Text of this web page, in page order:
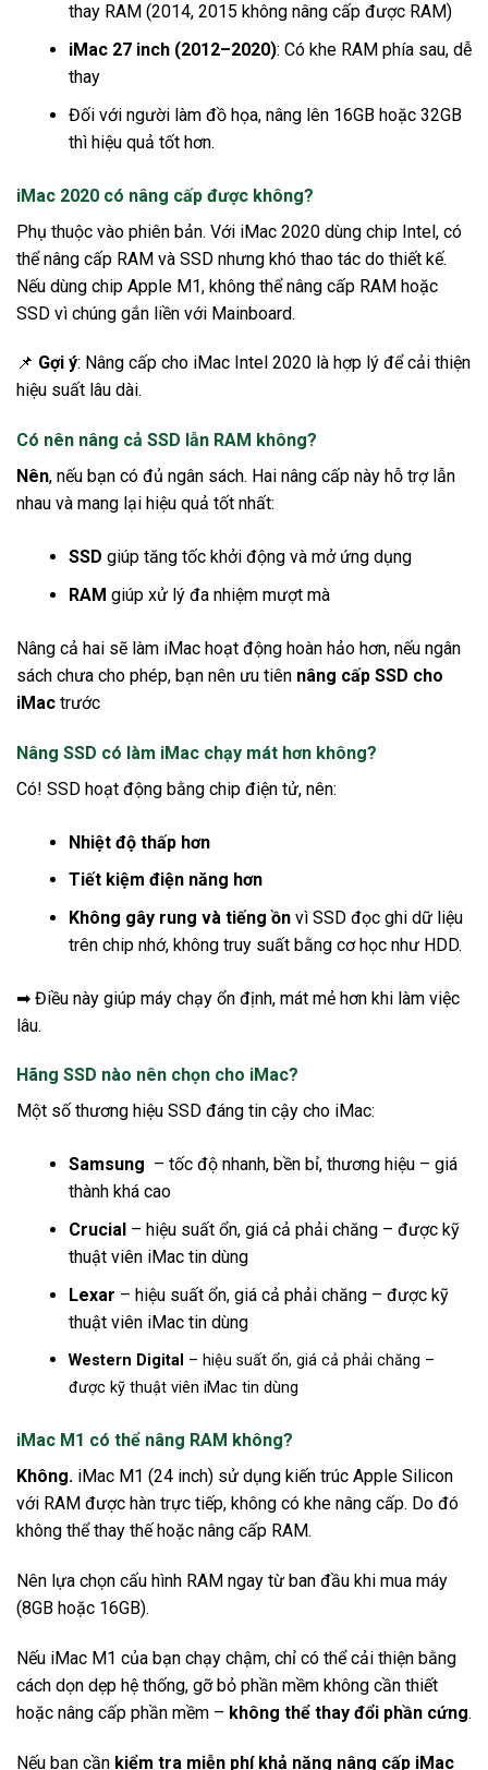
thay RAM (2014, 2015 không nâng cấp được RAM)
iMac 27 inch (2012–2020): Có khe RAM phía sau, dễ
thay
Đối với người làm đồ họa, nâng lên 16GB hoặc 32GB
thì hiệu quả tốt hơn.
iMac 2020 có nâng cấp được không?
Phụ thuộc vào phiên bản. Với iMac 2020 dùng chip Intel, có
thể nâng cấp RAM và SSD nhưng khó thao tác do thiết kế.
Nếu dùng chip Apple M1, không thể nâng cấp RAM hoặc
SSD vì chúng gắn liền với Mainboard.
📌 Gợi ý: Nâng cấp cho iMac Intel 2020 là hợp lý để cải thiện
hiệu suất lâu dài.
Có nên nâng cả SSD lẫn RAM không?
Nên, nếu bạn có đủ ngân sách. Hai nâng cấp này hỗ trợ lẫn
nhau và mang lại hiệu quả tốt nhất:
SSD giúp tăng tốc khởi động và mở ứng dụng
RAM giúp xử lý đa nhiệm mượt mà
Nâng cả hai sẽ làm iMac hoạt động hoàn hảo hơn, nếu ngân
sách chưa cho phép, bạn nên ưu tiên nâng cấp SSD cho
iMac trước
Nâng SSD có làm iMac chạy mát hơn không?
Có! SSD hoạt động bằng chip điện tử, nên:
Nhiệt độ thấp hơn
Tiết kiệm điện năng hơn
Không gây rung và tiếng ồn vì SSD đọc ghi dữ liệu
trên chip nhớ, không truy suất bằng cơ học như HDD.
➡ Điều này giúp máy chạy ổn định, mát mẻ hơn khi làm việc
lâu.
Hãng SSD nào nên chọn cho iMac?
Một số thương hiệu SSD đáng tin cậy cho iMac:
Samsung – tốc độ nhanh, bền bỉ, thương hiệu – giá
thành khá cao
Crucial – hiệu suất ổn, giá cả phải chăng – được kỹ
thuật viên iMac tin dùng
Lexar – hiệu suất ổn, giá cả phải chăng – được kỹ
thuật viên iMac tin dùng
Western Digital – hiệu suất ổn, giá cả phải chăng –
được kỹ thuật viên iMac tin dùng
iMac M1 có thể nâng RAM không?
Không. iMac M1 (24 inch) sử dụng kiến trúc Apple Silicon
với RAM được hàn trực tiếp, không có khe nâng cấp. Do đó
không thể thay thế hoặc nâng cấp RAM.
Nên lựa chọn cấu hình RAM ngay từ ban đầu khi mua máy
(8GB hoặc 16GB).
Nếu iMac M1 của bạn chạy chậm, chỉ có thể cải thiện bằng
cách dọn dẹp hệ thống, gỡ bỏ phần mềm không cần thiết
hoặc nâng cấp phần mềm – không thể thay đổi phần cứng.
Nếu bạn cần kiểm tra miễn phí khả năng nâng cấp iMac